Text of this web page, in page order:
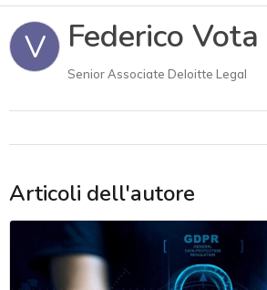
V Federico Vota
Senior Associate Deloitte Legal
Articoli dell'autore